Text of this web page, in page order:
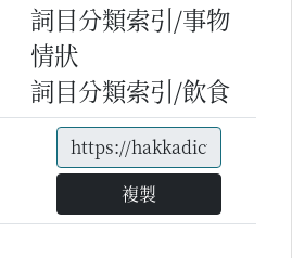
詞目分類索引/事物
情狀
詞目分類索引/飲食
複製